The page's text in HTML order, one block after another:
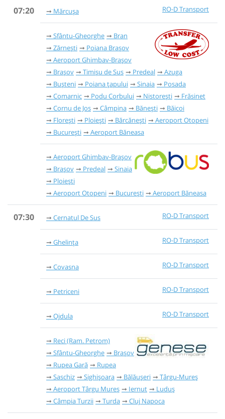
07:20 RO-D Transport
Mărcușa
Sfântu-Gheorghe
Bran
Zărnești
Poiana Brașov
Aeroport Ghimbav-Brașov
Brașov
Timișu de Sus Predeal
Azuga
Bușteni
Poiana țapului Sinaia
Posada
Comarnic
Podu Corbului Nistorești
Frăsinet
Cornu de Jos
Câmpina Bănești
Băicoi
Florești
Ploiești Bărcănești
Aeroport Otopeni
București
Aeroport Băneasa
Aeroport Ghimbav-Brașov
Brașov
Predeal
Sinaia
Ploiești
Aeroport Otopeni
București Aeroport Băneasa
07:30 RO-D Transport
Cernatul De Sus
RO-D Transport
Ghelința
RO-D Transport
Covasna
RO-D Transport
Petriceni
RO-D Transport
Ojdula
Reci (Ram. Petrom)
Sfântu-Gheorghe
Brașov
Rupea Gară
Rupea
Saschiz
Sighișoara Bălăușeri
Târgu-Mureș
Aeroport Târgu Mureș
Iernut
Luduș
Câmpia Turzii
Turda Cluj Napoca